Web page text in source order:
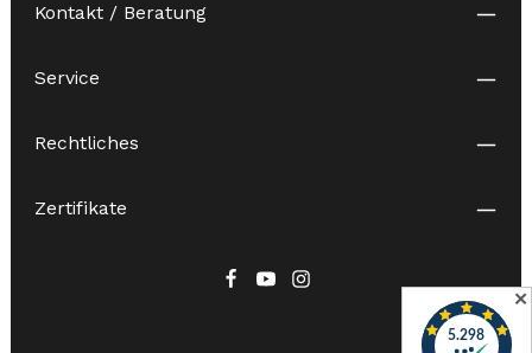
Kontakt / Beratung
Service
Rechtliches
Zertifikate
✕